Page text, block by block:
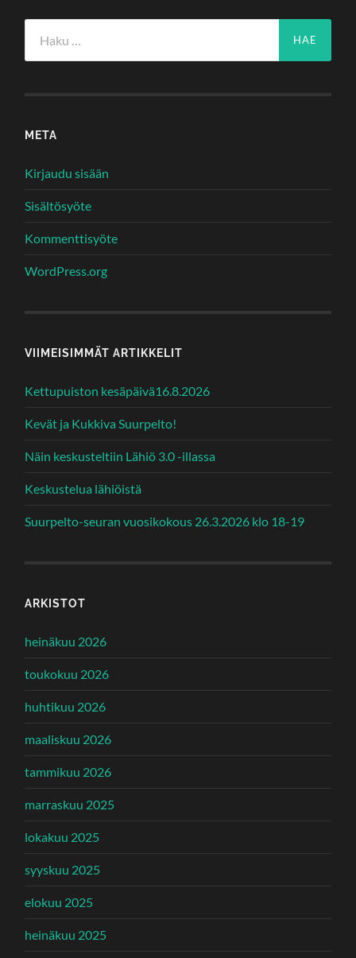
META
Kirjaudu sisään
Sisältösyöte
Kommenttisyöte
WordPress.org
VIIMEISIMMÄT ARTIKKELIT
Kettupuiston kesäpäivä16.8.2026
Kevät ja Kukkiva Suurpelto!
Näin keskusteltiin Lähiö 3.0 -illassa
Keskustelua lähiöistä
Suurpelto-seuran vuosikokous 26.3.2026 klo 18-19
ARKISTOT
heinäkuu 2026
toukokuu 2026
huhtikuu 2026
maaliskuu 2026
tammikuu 2026
marraskuu 2025
lokakuu 2025
syyskuu 2025
elokuu 2025
heinäkuu 2025